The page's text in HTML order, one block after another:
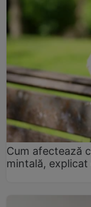
Cum afectează
mintală,